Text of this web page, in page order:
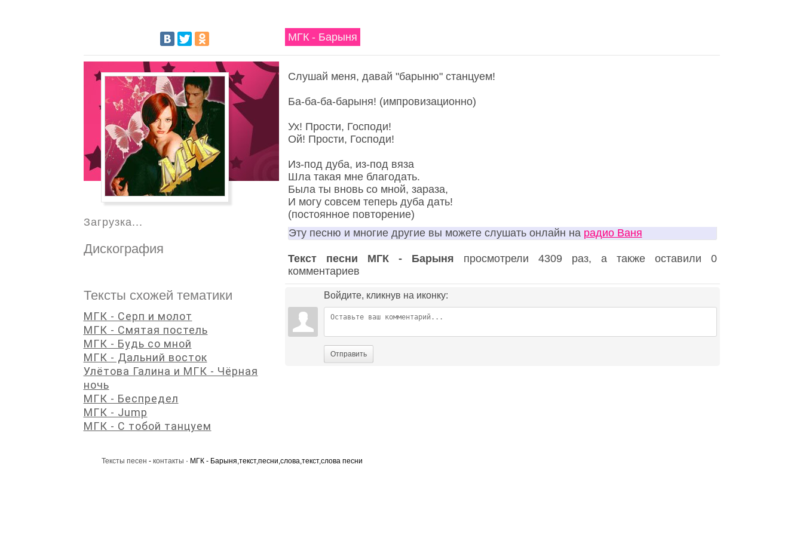
МГК - Барыня
Слушай меня, давай "барыню" станцуем!
Ба-ба-ба-барыня! (импровизационно)
Ух! Прости, Господи!
Ой! Прости, Господи!
Из-под дуба, из-под вяза
Шла такая мне благодать.
Была ты вновь со мной, зараза,
И могу совсем теперь дуба дать!
(постоянное повторение)
Эту песню и многие другие вы можете слушать онлайн на радио Ваня
Текст песни МГК - Барыня просмотрели 4309 раз, а также оставили 0
комментариев
Войдите, кликнув на иконку:
Отправить
Загрузка...
Дискография
Тексты схожей тематики
МГК - Серп и молот
МГК - Смятая постель
МГК - Будь со мной
МГК - Дальний восток
Улётова Галина и МГК - Чёрная
ночь
МГК - Беспредел
МГК - Jump
МГК - С тобой танцуем
Тексты песен - контакты · МГК - Барыня,текст,песни,слова,текст,слова песни